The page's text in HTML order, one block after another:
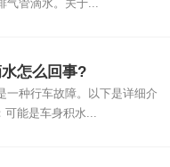
气管滴水。关于...
怎么回事?
一种行车故障。以下是详细介
可能是车身积水...